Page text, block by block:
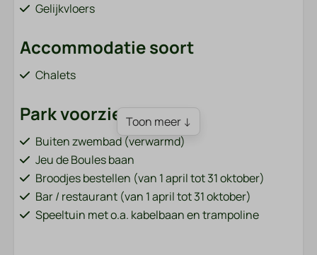
Gelijkvloers
Accommodatie soort
Chalets
Park voorzieningen
Buiten zwembad (verwarmd)
Jeu de Boules baan
Broodjes bestellen (van 1 april tot 31 oktober)
Bar / restaurant (van 1 april tot 31 oktober)
Speeltuin met o.a. kabelbaan en trampoline
Toon meer ↓